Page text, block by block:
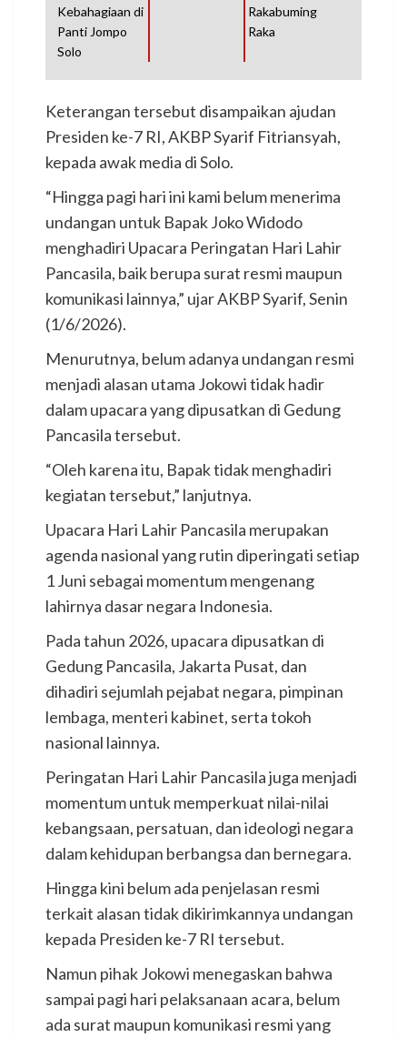
Kebahagiaan di
Panti Jompo
Solo
Rakabuming
Raka
Keterangan tersebut disampaikan ajudan
Presiden ke-7 RI, AKBP Syarif Fitriansyah,
kepada awak media di Solo.
“Hingga pagi hari ini kami belum menerima
undangan untuk Bapak Joko Widodo
menghadiri Upacara Peringatan Hari Lahir
Pancasila, baik berupa surat resmi maupun
komunikasi lainnya,” ujar AKBP Syarif, Senin
(1/6/2026).
Menurutnya, belum adanya undangan resmi
menjadi alasan utama Jokowi tidak hadir
dalam upacara yang dipusatkan di Gedung
Pancasila tersebut.
“Oleh karena itu, Bapak tidak menghadiri
kegiatan tersebut,” lanjutnya.
Upacara Hari Lahir Pancasila merupakan
agenda nasional yang rutin diperingati setiap
1 Juni sebagai momentum mengenang
lahirnya dasar negara Indonesia.
Pada tahun 2026, upacara dipusatkan di
Gedung Pancasila, Jakarta Pusat, dan
dihadiri sejumlah pejabat negara, pimpinan
lembaga, menteri kabinet, serta tokoh
nasional lainnya.
Peringatan Hari Lahir Pancasila juga menjadi
momentum untuk memperkuat nilai-nilai
kebangsaan, persatuan, dan ideologi negara
dalam kehidupan berbangsa dan bernegara.
Hingga kini belum ada penjelasan resmi
terkait alasan tidak dikirimkannya undangan
kepada Presiden ke-7 RI tersebut.
Namun pihak Jokowi menegaskan bahwa
sampai pagi hari pelaksanaan acara, belum
ada surat maupun komunikasi resmi yang